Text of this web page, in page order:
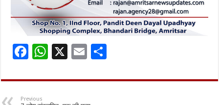
F
e
b
W
at
sA
X
E
ai ar
Previous